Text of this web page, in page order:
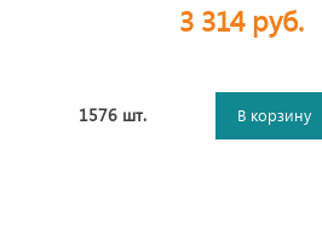
3 314 руб.
1576 шт. В корзину